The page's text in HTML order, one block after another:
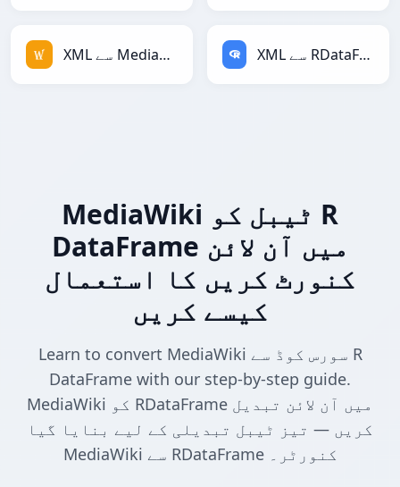
XML سے MediaWiki XML سے RDataFrame
MediaWiki ٹیبل کو R
DataFrame میں آن لائن
کنورٹ کریں کا استعمال
کیسے کریں
Learn to convert MediaWiki سورس کوڈ سے R
DataFrame with our step-by-step guide.
MediaWiki کو RDataFrame میں آن لائن تبدیل
کریں — تیز ٹیبل تبدیلی کے لیے بنایا گیا
MediaWiki سے RDataFrame کنورٹر۔